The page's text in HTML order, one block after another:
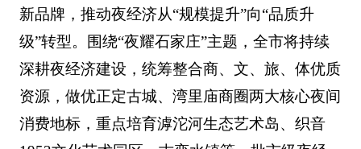
新品牌，推动夜经济从“规模提升”向“品质升
级”转型。围绕“夜耀石家庄”主题，全市将持续
深耕夜经济建设，统筹整合商、文、旅、体优质
资源，做优正定古城、湾里庙商圈两大核心夜间
消费地标，重点培育滹沱河生态艺术岛、织音